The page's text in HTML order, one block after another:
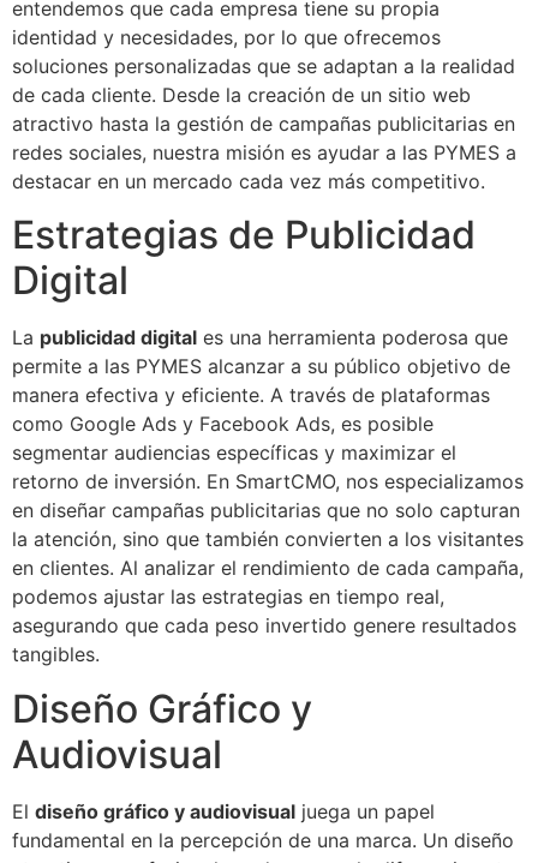
entendemos que cada empresa tiene su propia
identidad y necesidades, por lo que ofrecemos
soluciones personalizadas que se adaptan a la realidad
de cada cliente. Desde la creación de un sitio web
atractivo hasta la gestión de campañas publicitarias en
redes sociales, nuestra misión es ayudar a las PYMES a
destacar en un mercado cada vez más competitivo.
Estrategias de Publicidad
Digital
La publicidad digital es una herramienta poderosa que
permite a las PYMES alcanzar a su público objetivo de
manera efectiva y eficiente. A través de plataformas
como Google Ads y Facebook Ads, es posible
segmentar audiencias específicas y maximizar el
retorno de inversión. En SmartCMO, nos especializamos
en diseñar campañas publicitarias que no solo capturan
la atención, sino que también convierten a los visitantes
en clientes. Al analizar el rendimiento de cada campaña,
podemos ajustar las estrategias en tiempo real,
asegurando que cada peso invertido genere resultados
tangibles.
Diseño Gráfico y
Audiovisual
El diseño gráfico y audiovisual juega un papel
fundamental en la percepción de una marca. Un diseño